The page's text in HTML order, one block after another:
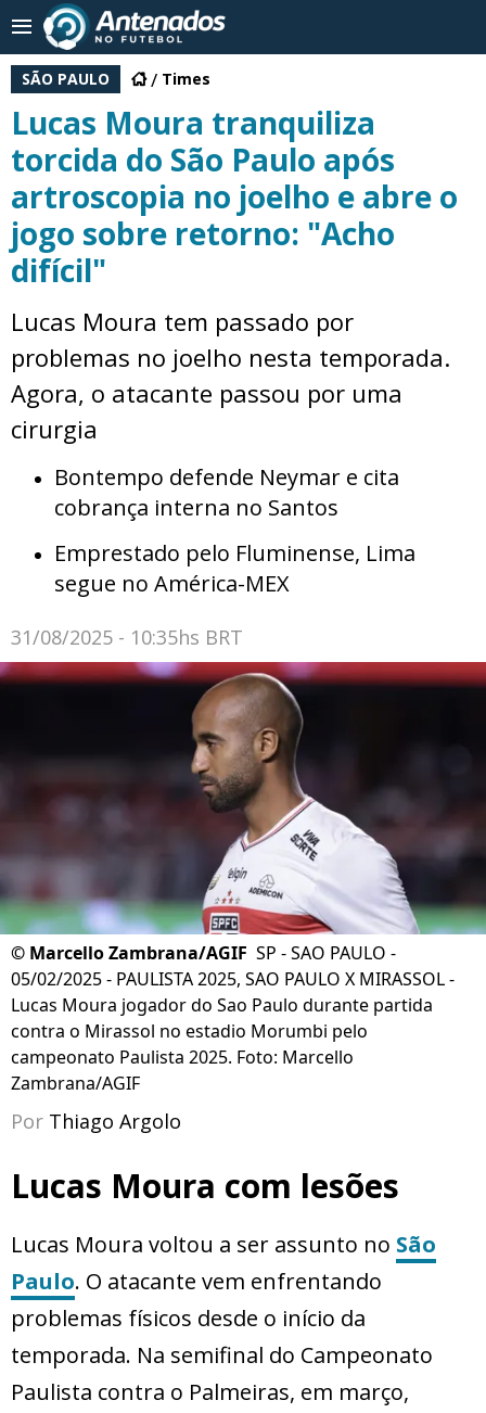
SÃO PAULO Times
Lucas Moura tranquiliza
torcida do São Paulo após
artroscopia no joelho e abre o
jogo sobre retorno: "Acho
difícil"
Lucas Moura tem passado por
problemas no joelho nesta temporada.
Agora, o atacante passou por uma
cirurgia
Bontempo defende Neymar e cita
cobrança interna no Santos
Emprestado pelo Fluminense, Lima
segue no América-MEX
31/08/2025 - 10:35hs BRT
© Marcello Zambrana/AGIF SP - SAO PAULO -
05/02/2025 - PAULISTA 2025, SAO PAULO X MIRASSOL -
Lucas Moura jogador do Sao Paulo durante partida
contra o Mirassol no estadio Morumbi pelo
campeonato Paulista 2025. Foto: Marcello
Zambrana/AGIF
Por Thiago Argolo
Lucas Moura com lesões
Lucas Moura voltou a ser assunto no São
Paulo. O atacante vem enfrentando
problemas físicos desde o início da
temporada. Na semifinal do Campeonato
Paulista contra o Palmeiras, em março,